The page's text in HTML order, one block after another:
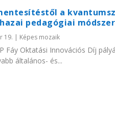
a
pedagógiai
19. | Képes mozaik
Fáy Oktatási Innovációs Díj
általános- és...